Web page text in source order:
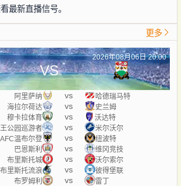
最新直播信号。
更多
2026年08月06日 20:00
VS
阿里萨纳 vs
哈德瑞马特
海拉尔荷达 vs
史兰姆
穆卡拉体育 vs
沃达特
公园巡游者 vs
米尔沃尔
AFC温布尔登 vs
纽波特
巴恩斯利 vs
维冈竞技
布里斯托城 vs
沃尔索尔
布里斯托流浪 vs
彼得堡联
布罗姆利 vs 雷丁